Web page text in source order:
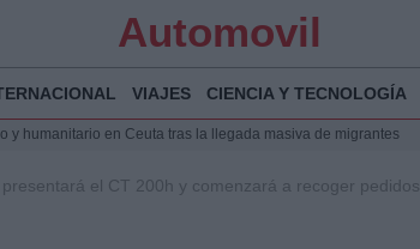
Automovil
VIAJES CIENCIA Y TECNOLOGÍA
y humanitario en Ceuta tras la llegada masiva de migrantes
pabellón de la Expo de Zaragoza en centro sanitario clave
el CT 200h y comenzará a recoger pedidos